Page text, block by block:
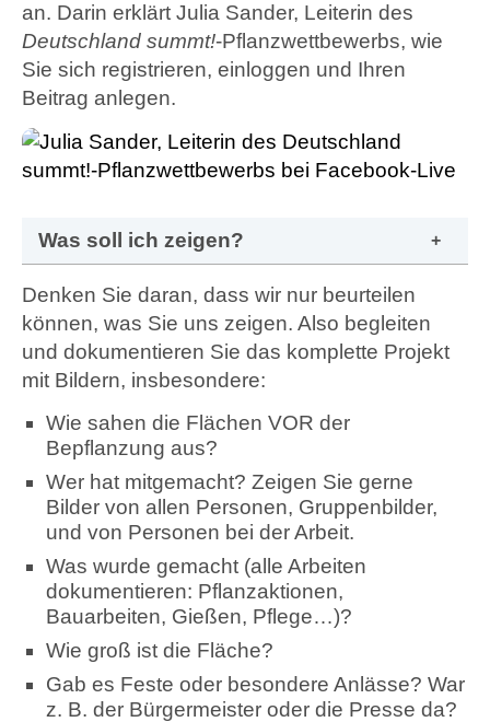
an. Darin erklärt Julia Sander, Leiterin des
Deutschland summt!-Pflanzwettbewerbs, wie
Sie sich registrieren, einloggen und Ihren
Beitrag anlegen.
Was soll ich zeigen?
Denken Sie daran, dass wir nur beurteilen
können, was Sie uns zeigen. Also begleiten
und dokumentieren Sie das komplette Projekt
mit Bildern, insbesondere:
Wie sahen die Flächen VOR der
Bepflanzung aus?
Wer hat mitgemacht? Zeigen Sie gerne
Bilder von allen Personen, Gruppenbilder,
und von Personen bei der Arbeit.
Was wurde gemacht (alle Arbeiten
dokumentieren: Pflanzaktionen,
Bauarbeiten, Gießen, Pflege…)?
Wie groß ist die Fläche?
Gab es Feste oder besondere Anlässe? War
z. B. der Bürgermeister oder die Presse da?